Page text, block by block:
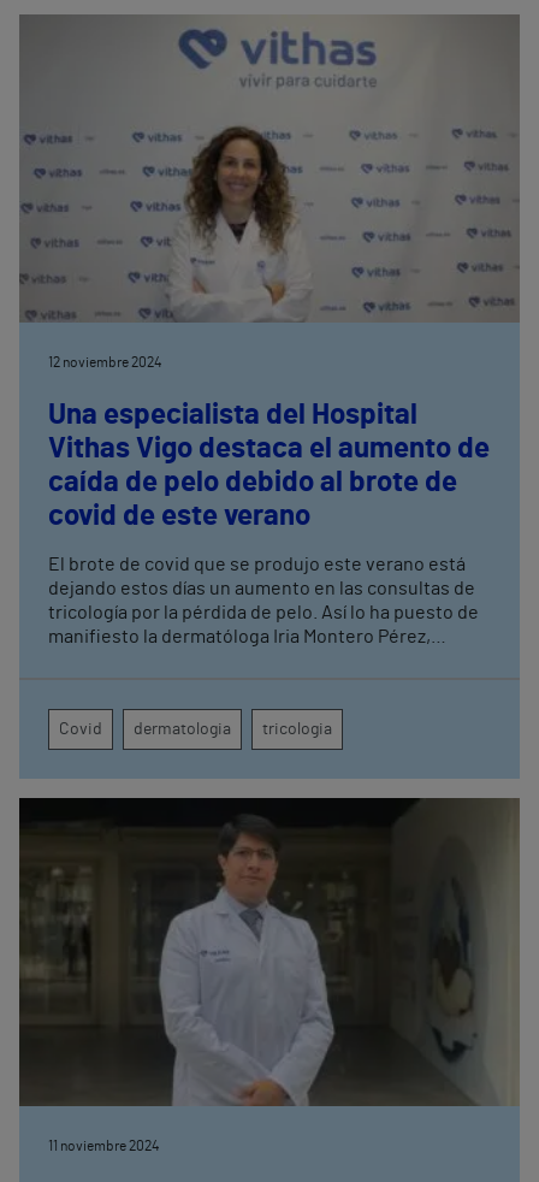
12 noviembre 2024
Una especialista del Hospital
Vithas Vigo destaca el aumento de
caída de pelo debido al brote de
covid de este verano
El brote de covid que se produjo este verano está
dejando estos días un aumento en las consultas de
tricología por la pérdida de pelo. Así lo ha puesto de
manifiesto la dermatóloga Iria Montero Pérez,
Hospital Vithas Vigo. La Dra. Montero señala que
este incremento de consultas se debe, también, al
notable la pérdida de cabello.
Covid dermatologia tricologia
11 noviembre 2024